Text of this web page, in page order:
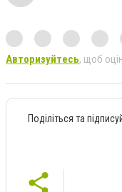
Авторизуйтесь, щоб
Поділіться та